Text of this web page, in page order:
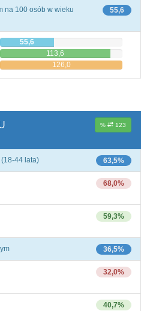
55,6
na 100 osób w wieku
55,6
113,6
126,0
% 123
63,5%
44 lata)
68,0%
59,3%
36,5%
32,0%
40,7%